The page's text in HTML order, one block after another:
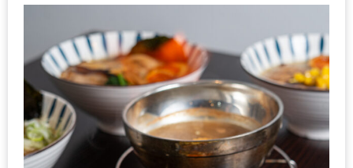
กับ
สมาชิก
ENEWS
น้า
อ้วน
ชวน